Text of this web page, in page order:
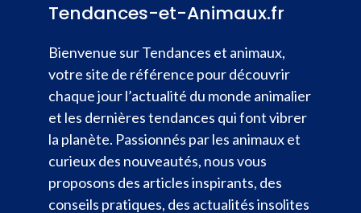
Tendances-et-Animaux.fr
Bienvenue sur Tendances et animaux,
votre site de référence pour découvrir
chaque jour l’actualité du monde animalier
et les dernières tendances qui font vibrer
la planète. Passionnés par les animaux et
curieux des nouveautés, nous vous
proposons des articles inspirants, des
conseils pratiques, des actualités insolites